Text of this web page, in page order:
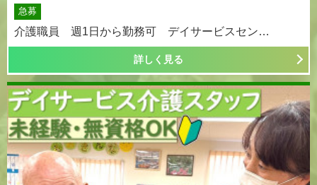
急募
介護職員 週1日から勤務可 デイサービスセン…
詳しく見る